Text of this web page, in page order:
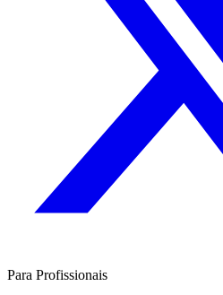
Para Profissionais